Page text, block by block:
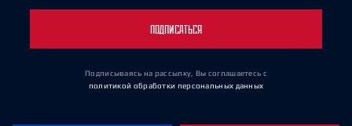
ПОДПИСАТЬСЯ
Подписываясь на рассылку, Вы соглашаетесь с
политикой обработки персональных данных